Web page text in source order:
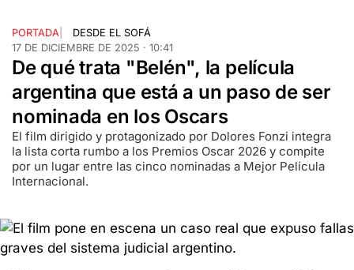
PORTADA
DESDE EL SOFÁ
17 DE DICIEMBRE DE 2025 · 10:41
De qué trata "Belén", la película
argentina que está a un paso de ser
nominada en los Oscars
El film dirigido y protagonizado por Dolores Fonzi integra
la lista corta rumbo a los Premios Oscar 2026 y compite
por un lugar entre las cinco nominadas a Mejor Película
Internacional.